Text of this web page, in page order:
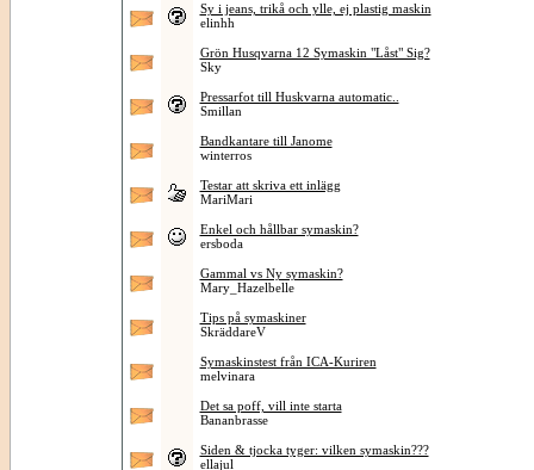
Sy i jeans, trikå och ylle, ej plastig maskin
elinhh
Grön Husqvarna 12 Symaskin "Låst" Sig?
Sky
Pressarfot till Huskvarna automatic..
Smillan
Bandkantare till Janome
winterros
Testar att skriva ett inlägg
MariMari
Enkel och hållbar symaskin?
ersboda
Gammal vs Ny symaskin?
Mary_Hazelbelle
Tips på symaskiner
SkräddareV
Symaskinstest från ICA-Kuriren
melvinara
Det sa poff, vill inte starta
Bananbrasse
Siden & tjocka tyger: vilken symaskin???
ellajul